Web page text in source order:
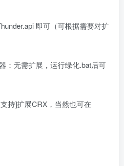
即可（可根据需要对扩
：无需扩展，运行绿化.bat后可
持]扩展CRX，当然也可在